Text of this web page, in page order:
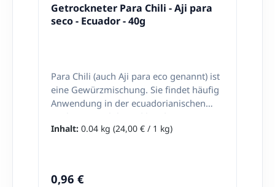
Getrockneter Para Chili - Aji para
seco - Ecuador - 40g
Para Chili (auch Aji para eco genannt) ist
eine Gewürzmischung. Sie findet häufig
Anwendung in der ecuadorianischen
Zubereitung des Gerichts Seco de Pollo
Inhalt: 0.04 kg (24,00 € / 1 kg)
Regulärer Preis:
0,96 €